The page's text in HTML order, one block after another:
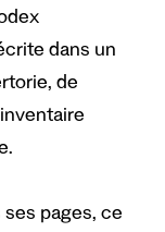
dans un
de
pages, ce